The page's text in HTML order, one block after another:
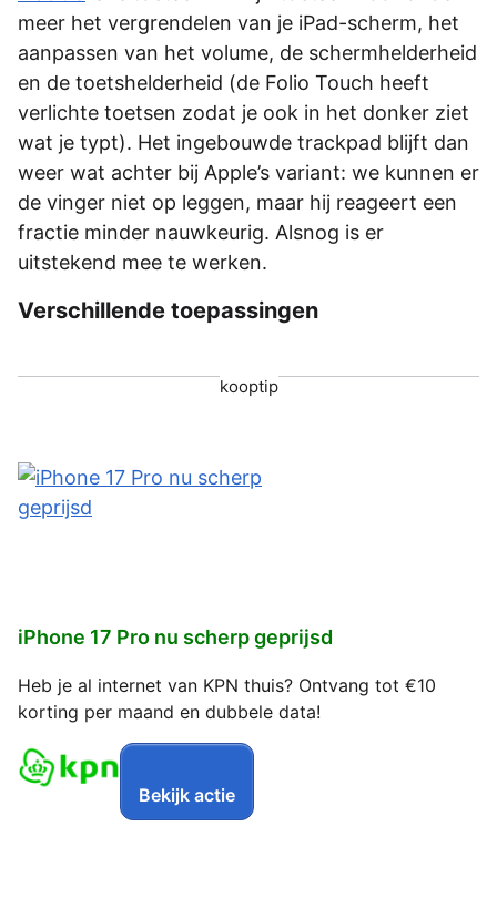
meer het vergrendelen van je iPad-scherm, het
aanpassen van het volume, de schermhelderheid
en de toetshelderheid (de Folio Touch heeft
verlichte toetsen zodat je ook in het donker ziet
wat je typt). Het ingebouwde trackpad blijft dan
weer wat achter bij Apple’s variant: we kunnen er
de vinger niet op leggen, maar hij reageert een
fractie minder nauwkeurig. Alsnog is er
uitstekend mee te werken.
Verschillende toepassingen
kooptip
iPhone 17 Pro nu scherp geprijsd
Heb je al internet van KPN thuis? Ontvang tot €10
korting per maand en dubbele data!
Bekijk actie